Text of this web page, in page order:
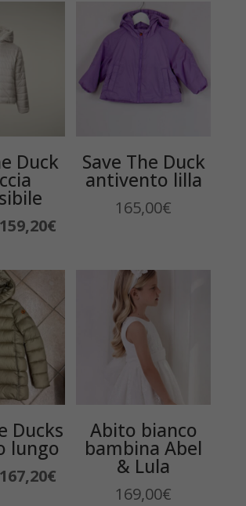
Duck
Il
159,20€Il
attuale
159,20€.
Save The Duck
antivento lilla
165,00€
Ducks
lungo
Il
167,20€Il
Abito bianco
bambina Abel
& Lula
169,00€